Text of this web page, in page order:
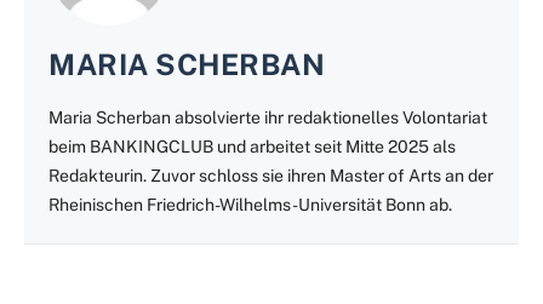
MARIA SCHERBAN
Maria Scherban absolvierte ihr redaktionelles Volontariat
beim BANKINGCLUB und arbeitet seit Mitte 2025 als
Redakteurin. Zuvor schloss sie ihren Master of Arts an der
Rheinischen Friedrich-Wilhelms-Universität Bonn ab.